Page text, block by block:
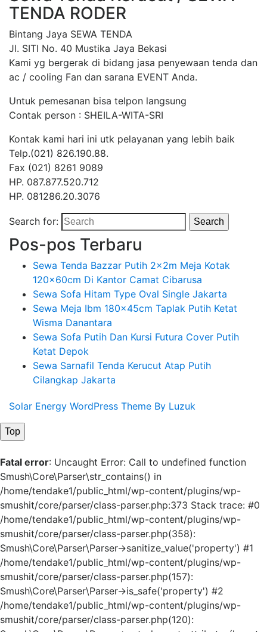
TENDA RODER
Bintang Jaya SEWA TENDA
Jl. SITI No. 40 Mustika Jaya Bekasi
Kami yg bergerak di bidang jasa penyewaan tenda dan
ac / cooling Fan dan sarana EVENT Anda.
Untuk pemesanan bisa telpon langsung
Contak person : SHEILA-WITA-SRI
Kontak kami hari ini utk pelayanan yang lebih baik
Telp.(021) 826.190.88.
Fax (021) 8261 9089
HP. 087.877.520.712
HP. 081286.20.3076
Search for: Search
Pos-pos Terbaru
Sewa Tenda Bazzar Putih 2x2m Meja Kotak
120x60cm Di Kantor Camat Cibarusa
Sewa Sofa Hitam Type Oval Single Jakarta
Sewa Meja Ibm 180x45cm Taplak Putih Ketat
Wisma Danantara
Sewa Sofa Putih Dan Kursi Futura Cover Putih
Ketat Depok
Sewa Sarnafil Tenda Kerucut Atap Putih
Cilangkap Jakarta
Solar Energy WordPress Theme By Luzuk
Top
Fatal error: Uncaught Error: Call to undefined function
Smush\Core\Parser\str_contains() in
/home/tendake1/public_html/wp-content/plugins/wp-
smushit/core/parser/class-parser.php:373 Stack trace: #0
/home/tendake1/public_html/wp-content/plugins/wp-
smushit/core/parser/class-parser.php(358):
Smush\Core\Parser\Parser->sanitize_value('property') #1
/home/tendake1/public_html/wp-content/plugins/wp-
smushit/core/parser/class-parser.php(157):
Smush\Core\Parser\Parser->is_safe('property') #2
/home/tendake1/public_html/wp-content/plugins/wp-
smushit/core/parser/class-parser.php(120):